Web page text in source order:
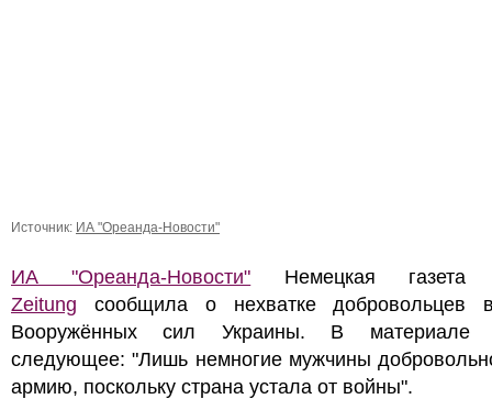
Источник: ИА "Ореанда-Новости"
ИА "Ореанда-Новости" Немецкая
Zeitung сообщила о нехватке добровольцев
Вооружённых сил Украины. В материале
следующее: "Лишь немногие мужчины
армию, поскольку страна устала от войны".